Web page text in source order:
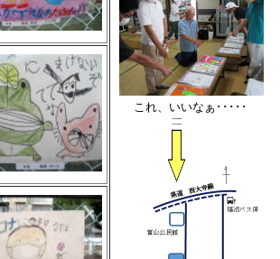
これ、いいなぁ･････